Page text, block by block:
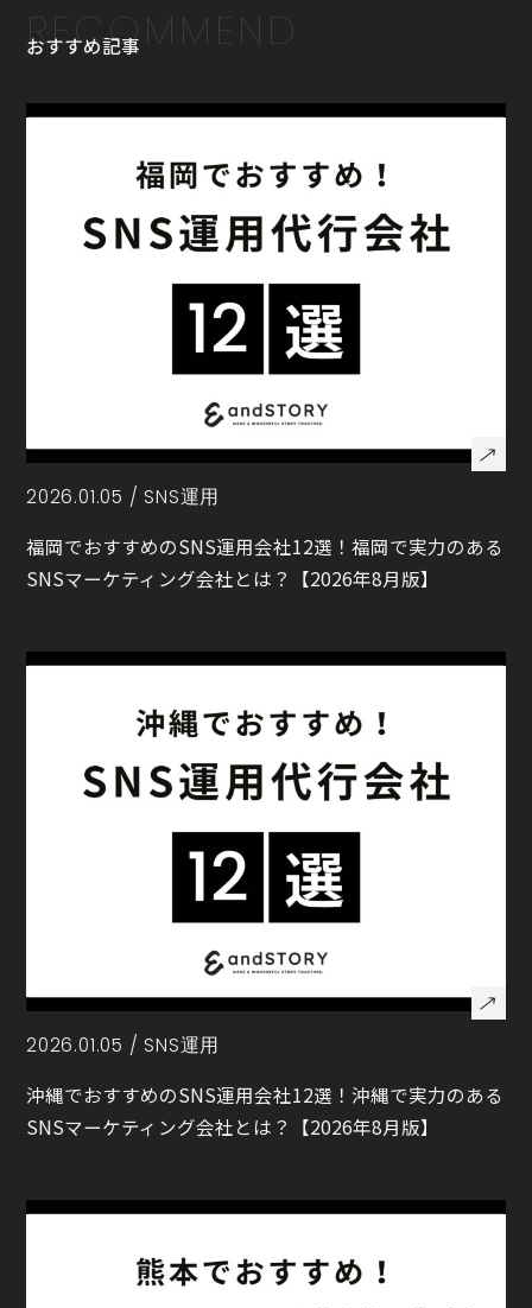
RECOMMEND
おすすめ記事
2026.01.05 / SNS運用
福岡でおすすめのSNS運用会社12選！福岡で実力のある
SNSマーケティング会社とは？【2026年8月版】
2026.01.05 / SNS運用
沖縄でおすすめのSNS運用会社12選！沖縄で実力のある
SNSマーケティング会社とは？【2026年8月版】